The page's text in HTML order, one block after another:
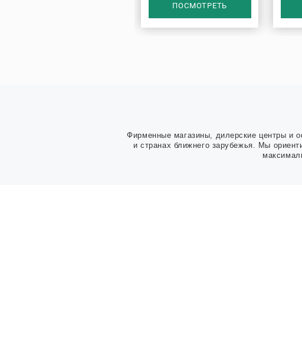
ПОСМОТРЕТЬ
Фирменные магазины, дилерские центры и
и странах ближнего зарубежья. Мы